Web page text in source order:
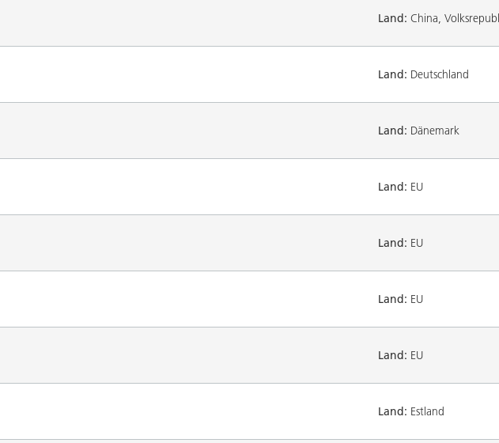
Land: China,
Land: Deutschland
Land: Dänemark
Land: EU
Land: EU
Land: EU
Land: EU
Land: Estland